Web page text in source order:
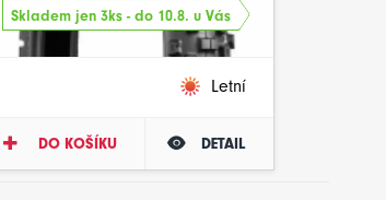
Skladem jen 3ks - do 10.8. u Vás
Letní
DO KOŠÍKU DETAIL